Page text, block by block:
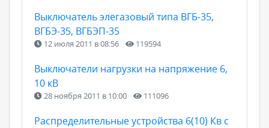
Выключатель элегазовый типа ВГБ-35,
ВГБЭ-35, ВГБЭП-35
12 июля 2011 в 08:56 119594
Выключатели нагрузки на напряжение 6,
10 кВ
28 ноября 2011 в 10:00 111096
Распределительные устройства 6(10) Кв с